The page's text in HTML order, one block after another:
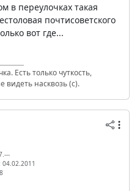
в переулочках такая
почтисоветского
вот где...
Есть только чуткость,
видеть насквозь (с).
04.02.2011